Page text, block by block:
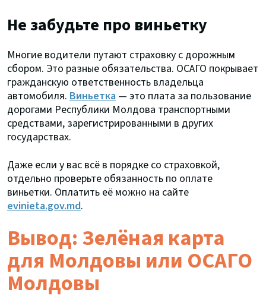
Не забудьте про виньетку
Многие водители путают страховку с дорожным
сбором. Это разные обязательства. ОСАГО покрывает
гражданскую ответственность владельца
автомобиля. Виньетка — это плата за пользование
дорогами Республики Молдова транспортными
средствами, зарегистрированными в других
государствах.
Даже если у вас всё в порядке со страховкой,
отдельно проверьте обязанность по оплате
виньетки. Оплатить её можно на сайте
evinieta.gov.md.
Вывод: Зелёная карта
для Молдовы или ОСАГО
Молдовы